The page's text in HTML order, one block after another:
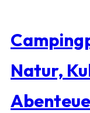
Natur,